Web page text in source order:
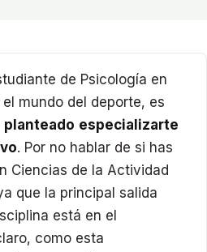
de Psicología en
mundo del deporte, es
planteado especializarte
. Por no hablar de si has
Ciencias de la Actividad
que la principal salida
está en el
como esta